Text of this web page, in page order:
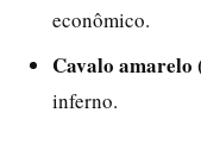
econômico.
Cavalo amarelo
inferno.